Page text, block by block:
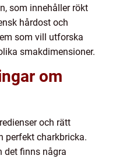
som innehåller rökt
hårdost och
som vill utforska
smakdimensioner.
om
och rätt
perfekt charkbricka.
det finns några